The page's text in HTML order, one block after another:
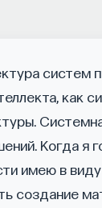
систем
как
Когда я
имею в
создание
можно